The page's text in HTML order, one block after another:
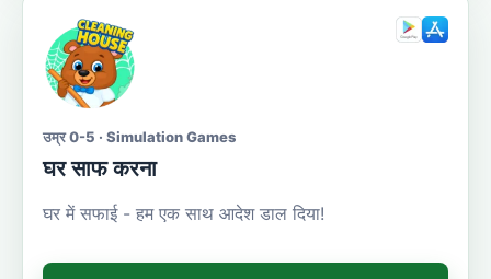
उम्र 0-5 · Simulation Games
घर साफ करना
घर में सफाई - हम एक साथ आदेश डाल दिया!